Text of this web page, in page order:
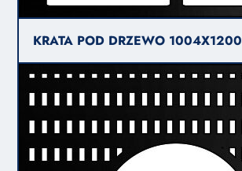
KRATA POD DRZEWO 1004X1200